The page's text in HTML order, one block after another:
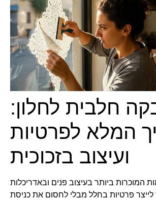
חלבית לחלון:
המלא לפרטיות
ועיצוב בזכוכית
המוכרות ביותר בעיצוב פנים ובאדריכלות
לייצר פרטיות בחלל מבלי לחסום את כניסת